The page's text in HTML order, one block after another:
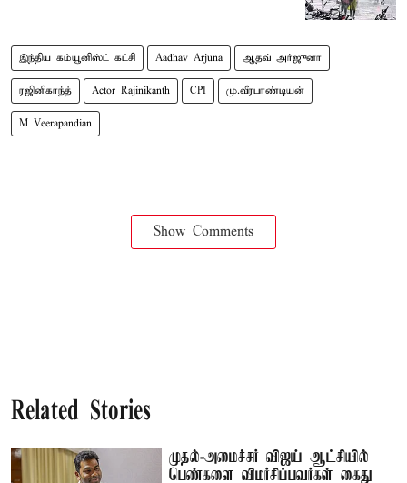
இந்திய கம்யூனிஸ்ட் கட்சி Aadhav Arjuna ஆதவ் அர்ஜுனா
ரஜினிகாந்த் Actor Rajinikanth CPI மு.வீரபாண்டியன்
M Veerapandian
Show Comments
Related Stories
முதல்-அமைச்சர் விஜய் ஆட்சியில்
பெண்களை விமர்சிப்பவர்கள் கைது